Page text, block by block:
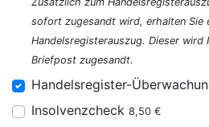
sofort zugesandt wird, erhalten Sie
Handelsregisterauszug. Dieser wird
Briefpost zugesandt.
Handelsregister-
Insolvenzcheck 8,50 €